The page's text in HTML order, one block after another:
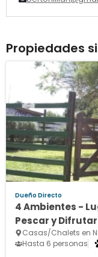
Propiedades
Dueño Directo
4 Ambientes -
Pescar y
Casas/Chalets en
Hasta 6 personas